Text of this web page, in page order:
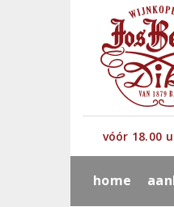
vóór 18.00
home